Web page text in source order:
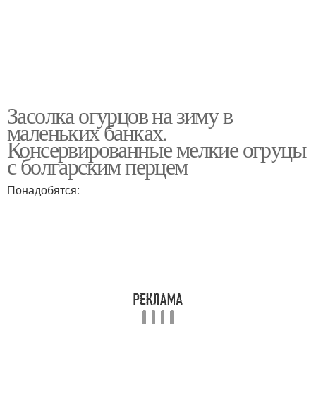
Засолка огурцов на зиму в
маленьких банках.
Консервированные мелкие огруцы
с болгарским перцем
Понадобятся: